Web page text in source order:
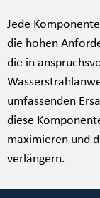
Jede
die hohen
die in
umfassenden
diese
maximieren und
verlängern.